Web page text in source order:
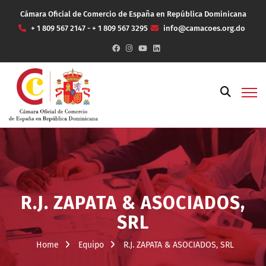
Cámara Oficial de Comercio de España en República Dominicana
+ 1 809 567 2147 - + 1 809 567 3295
info@camacoes.org.do
R.J. ZAPATA & ASOCIADOS,
SRL
Home Equipo R.J. ZAPATA & ASOCIADOS, SRL